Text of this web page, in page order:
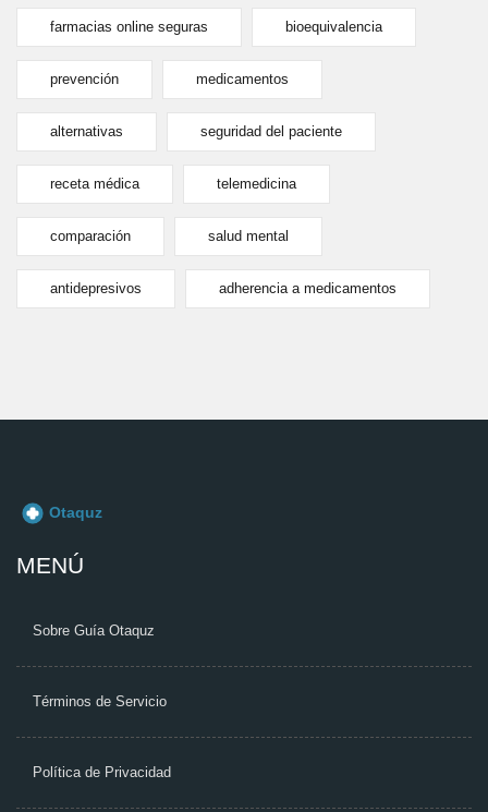
farmacias online seguras bioequivalencia
prevención medicamentos
alternativas seguridad del paciente
receta médica telemedicina
comparación salud mental
antidepresivos adherencia a medicamentos
MENÚ
Sobre Guía Otaquz
Términos de Servicio
Política de Privacidad